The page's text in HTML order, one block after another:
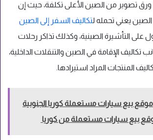
تصوير من الصين الأعلى تكلفة، حيث إن
يعني تحمله لتكاليف السفر إلى الصين
على التأشيرة الصينية، وكذلك تذاكر رحلات
تكاليف الإقامة في الصين والتنقلات الداخلية،
المنتجات المراد استيرادها.
بيع سيارات مستعملة كوريا الجنوبية